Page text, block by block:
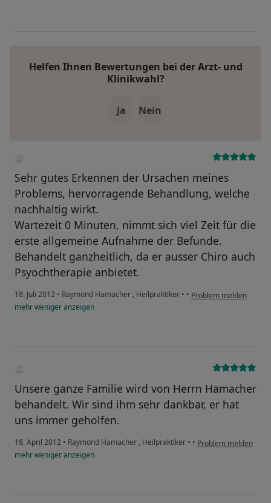
Helfen Ihnen Bewertungen bei der Arzt- und
Klinikwahl?
Ja Nein
Sehr gutes Erkennen der Ursachen meines
Problems, hervorragende Behandlung, welche
nachhaltig wirkt.
Wartezeit 0 Minuten, nimmt sich viel Zeit für die
erste allgemeine Aufnahme der Befunde.
Behandelt ganzheitlich, da er ausser Chiro auch
Psyochtherapie anbietet.
18. Juli 2012 • Raymond Hamacher , Heilpraktiker • • Problem melden
mehrwenigeranzeigen
Unsere ganze Familie wird von Herrn Hamacher
behandelt. Wir sind ihm sehr dankbar, er hat
uns immer geholfen.
18. April 2012 • Raymond Hamacher , Heilpraktiker • • Problem melden
mehrwenigeranzeigen